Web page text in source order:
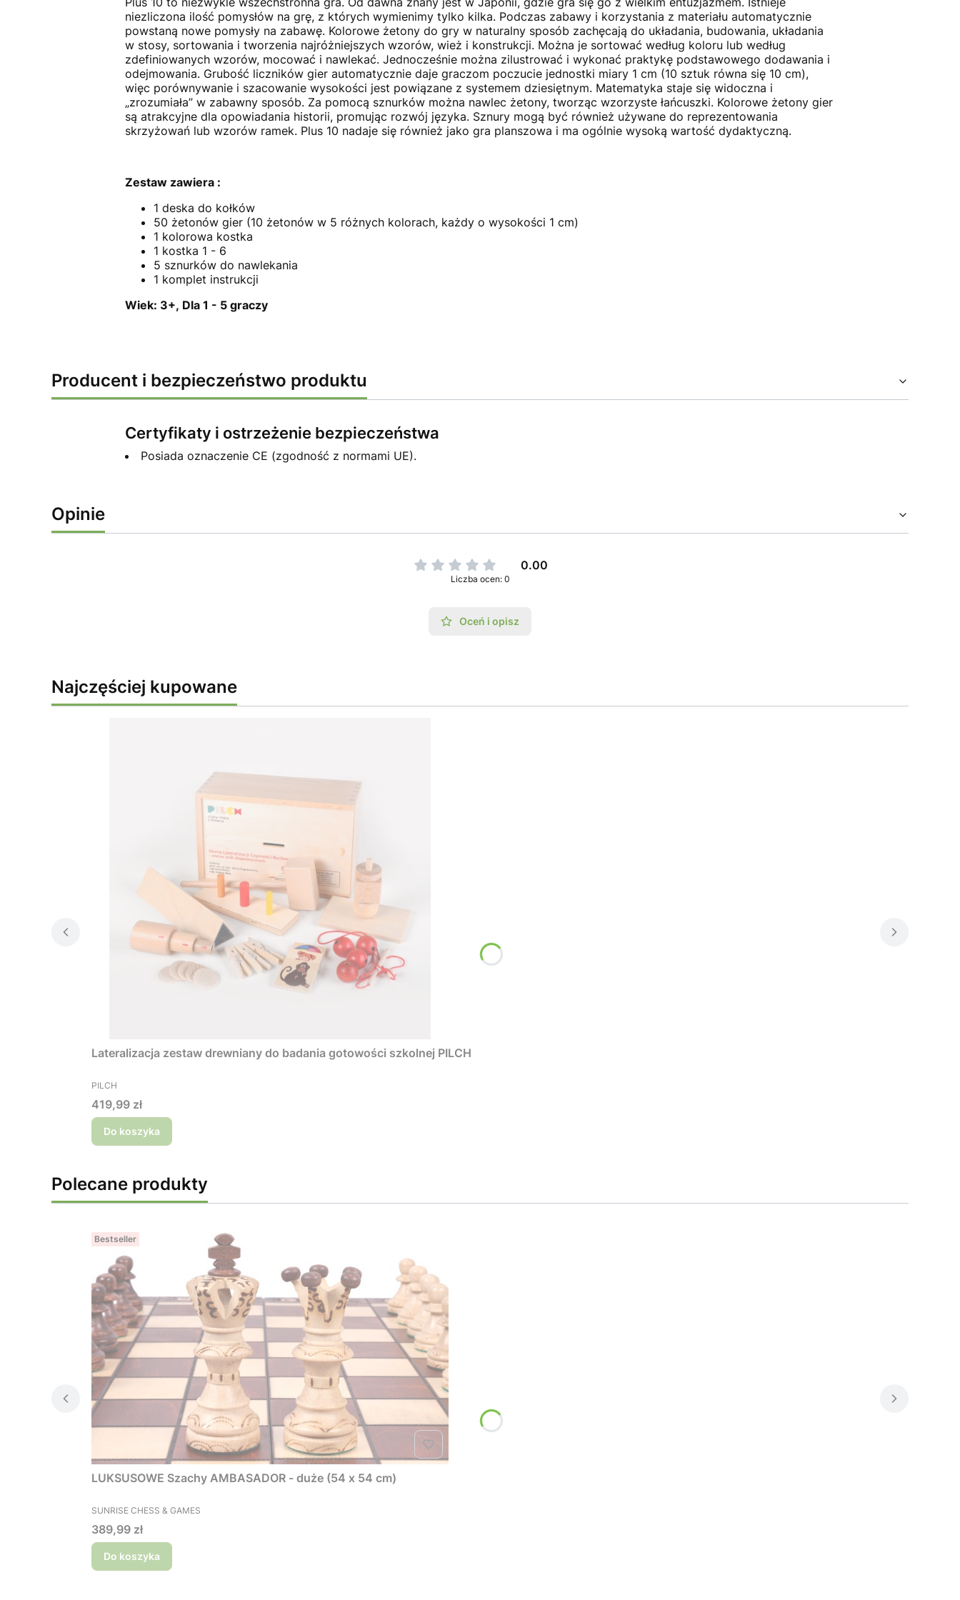
niezliczona ilość pomysłów na grę, z których wymienimy tylko kilka. Podczas zabawy i korzystania z materiału automatycznie
powstaną nowe pomysły na zabawę. Kolorowe żetony do gry w naturalny sposób zachęcają do układania, budowania, układania
w stosy, sortowania i tworzenia najróżniejszych wzorów, wież i konstrukcji. Można je sortować według koloru lub według
zdefiniowanych wzorów, mocować i nawlekać. Jednocześnie można zilustrować i wykonać praktykę podstawowego dodawania i
odejmowania. Grubość liczników gier automatycznie daje graczom poczucie jednostki miary 1 cm (10 sztuk równa się 10 cm),
więc porównywanie i szacowanie wysokości jest powiązane z systemem dziesiętnym. Matematyka staje się widoczna i
„zrozumiała” w zabawny sposób. Za pomocą sznurków można nawlec żetony, tworząc wzorzyste łańcuszki. Kolorowe żetony gier
są atrakcyjne dla opowiadania historii, promując rozwój języka. Sznury mogą być również używane do reprezentowania
skrzyżowań lub wzorów ramek. Plus 10 nadaje się również jako gra planszowa i ma ogólnie wysoką wartość dydaktyczną.
Zestaw zawiera :
1 deska do kołków
50 żetonów gier (10 żetonów w 5 różnych kolorach, każdy o wysokości 1 cm)
1 kolorowa kostka
1 kostka 1 - 6
5 sznurków do nawlekania
1 komplet instrukcji
Wiek: 3+, Dla 1 - 5 graczy
Producent i bezpieczeństwo produktu
Certyfikaty i ostrzeżenie bezpieczeństwa
Posiada oznaczenie CE (zgodność z normami UE).
Opinie
0.00
Liczba ocen: 0
Oceń i opisz
Najczęściej kupowane
Lateralizacja zestaw drewniany do badania gotowości szkolnej PILCH
PRODUCENT
PILCH
Cena
419,99 zł
Do koszyka
Polecane produkty
Bestseller
LUKSUSOWE Szachy AMBASADOR - duże (54 x 54 cm)
PRODUCENT
SUNRISE CHESS & GAMES
Cena
389,99 zł
Do koszyka